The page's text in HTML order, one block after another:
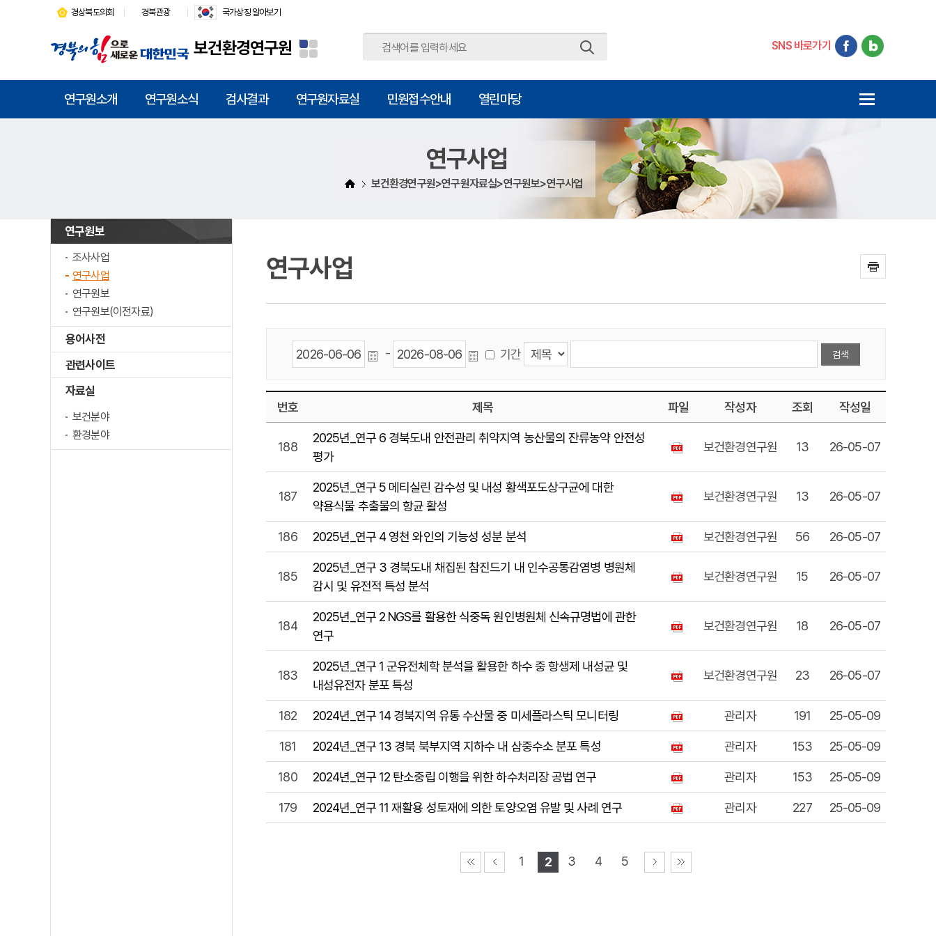
보건환경연구원
경상북도의회 경북관광 국가상징 알아보기
SNS 바로가기
연구원소개 연구원소식 검사결과 연구원자료실 민원접수안내 열린마당
연구사업
보건환경연구원>연구원자료실>연구원보>연구사업
연구원보
조사사업
연구사업
연구원보
연구원보(이전자료)
용어사전
관련사이트
자료실
보건분야
환경분야
연구사업
- 기간
번호 제목 파일 작성자 조회 작성일
188
2025년_연구 6 경북도내 안전관리 취약지역 농산물의 잔류농약 안전성
평가
보건환경연구원 13 26-05-07
187
2025년_연구 5 메티실린 감수성 및 내성 황색포도상구균에 대한
약용식물 추출물의 항균 활성
보건환경연구원 13 26-05-07
186 2025년_연구 4 영천 와인의 기능성 성분 분석 보건환경연구원 56 26-05-07
185
2025년_연구 3 경북도내 채집된 참진드기 내 인수공통감염병 병원체
감시 및 유전적 특성 분석
보건환경연구원 15 26-05-07
184
2025년_연구 2 NGS를 활용한 식중독 원인병원체 신속규명법에 관한
연구
보건환경연구원 18 26-05-07
183
2025년_연구 1 군유전체학 분석을 활용한 하수 중 항생제 내성균 및
내성유전자 분포 특성
보건환경연구원 23 26-05-07
182 2024년_연구 14 경북지역 유통 수산물 중 미세플라스틱 모니터링 관리자 191 25-05-09
181 2024년_연구 13 경북 북부지역 지하수 내 삼중수소 분포 특성 관리자 153 25-05-09
180 2024년_연구 12 탄소중립 이행을 위한 하수처리장 공법 연구 관리자 153 25-05-09
179 2024년_연구 11 재활용 성토재에 의한 토양오염 유발 및 사례 연구 관리자 227 25-05-09
1 2 3 4 5